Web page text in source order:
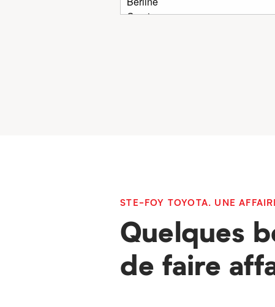
STE-FOY TOYOTA. UNE
Quelques
de faire